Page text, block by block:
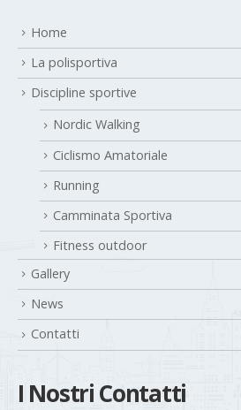
Home
La polisportiva
Discipline sportive
Nordic Walking
Ciclismo Amatoriale
Running
Camminata Sportiva
Fitness outdoor
Gallery
News
Contatti
I Nostri Contatti